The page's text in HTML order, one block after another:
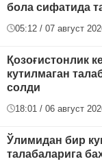
бола сифатида
05:12 / 07 август
Қозоғистонлик
кутилмаган
солди
18:01 / 06 август
Ўлимидан бир
талабаларига